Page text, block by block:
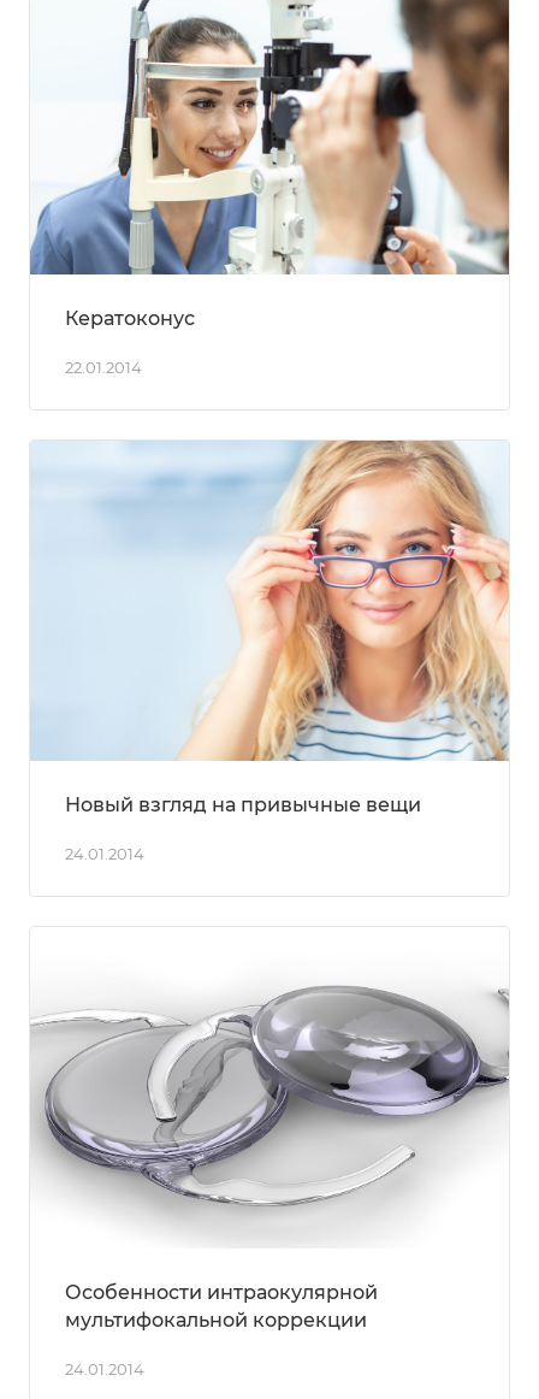
22.01.2014
Кератоконус
24.01.2014
Новый взгляд на привычные вещи
24.01.2014
Особенности интраокулярной
мультифокальной коррекции